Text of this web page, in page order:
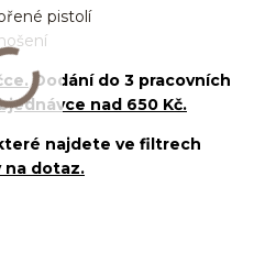
pistolí
Dodání do 3 pracovních
nad 650 Kč.
najdete ve filtrech
na dotaz.